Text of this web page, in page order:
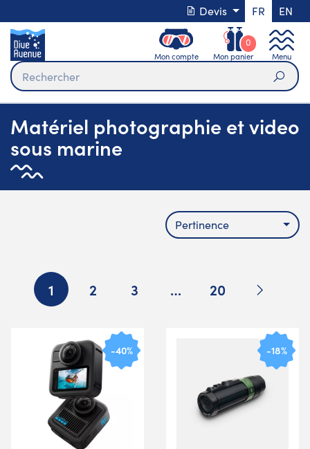
Devis FR EN
Mon compte Mon panier
0
Menu
Matériel photographie et video
sous marine
Pertinence
1 2 3 … 20 Suivant
-40% -18%